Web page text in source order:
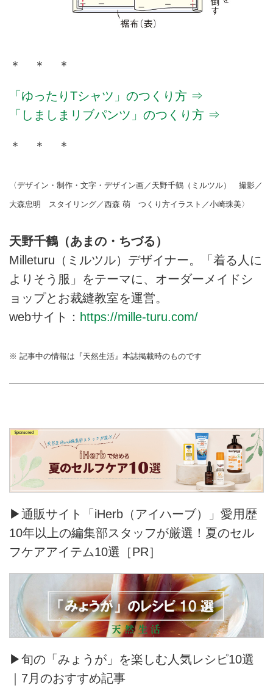
＊ ＊ ＊
「ゆったりTシャツ」のつくり方 ⇒
「しましまリブパンツ」のつくり方 ⇒
＊ ＊ ＊
〈デザイン・制作・文字・デザイン画／天野千鶴（ミルツル） 撮影／
大森忠明 スタイリング／西森 萌 つくり方イラスト／小崎珠美〉
天野千鶴（あまの・ちづる）
Milleturu（ミルツル）デザイナー。「着る人に
よりそう服」をテーマに、オーダーメイドシ
ョップとお裁縫教室を運営。
webサイト： https://mille-turu.com/
※ 記事中の情報は『天然生活』本誌掲載時のものです
▶通販サイト「iHerb（アイハーブ）」愛用歴
10年以上の編集部スタッフが厳選！夏のセル
フケアアイテム10選［PR］
▶旬の「みょうが」を楽しむ人気レシピ10選
｜7月のおすすめ記事